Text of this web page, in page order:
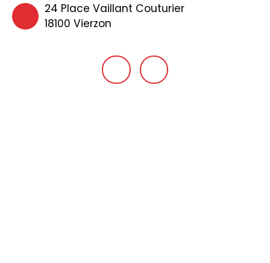
24 Place Vaillant Couturier
18100 Vierzon